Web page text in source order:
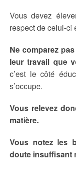
Vous devez
respect de celui-ci
Ne comparez
leur travail que
c’est le côté
s’occupe.
Vous relevez
matière.
Vous notez les
doute insuffisant